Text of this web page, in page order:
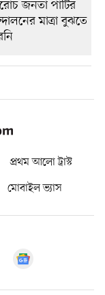
প্রথম আলো ট্রাস্ট
মোবাইল ভ্যাস